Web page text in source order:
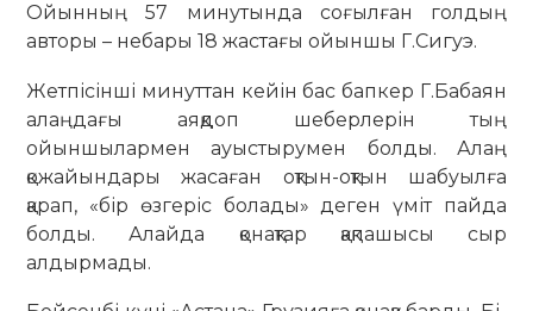
Ойынның 57 минутында соғылған голдың
авторы – небары 18 жастағы ойыншы Г.Сигуэ.
Жетпісінші минуттан кейін бас бапкер Г.Бабаян
алаңдағы аяқдоп шеберлерін тың
ойыншылармен ауыс­тырумен болды. Алаң
қожайындары жасаған оқтын-оқтын шабуылға
қарап, «бір өзгеріс болады» деген үміт пайда
болды. Алайда қонақтар қақпашысы сыр
алдырмады.